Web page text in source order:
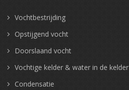
Vochtbestrijding
Opstijgend vocht
Doorslaand vocht
Vochtige kelder & water in de kelder
Condensatie